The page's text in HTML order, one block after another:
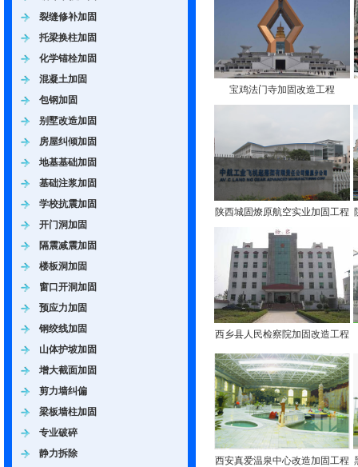
裂缝修补加固
托梁换柱加固
化学锚栓加固
混凝土加固
包钢加固
别墅改造加固
房屋纠倾加固
地基基础加固
基础注浆加固
学校抗震加固
开门洞加固
隔震减震加固
楼板洞加固
窗口开洞加固
预应力加固
钢绞线加固
山体护坡加固
增大截面加固
剪力墙纠偏
梁板墙柱加固
专业破碎
静力拆除
宝鸡法门寺加固改造工程
陕西城固燎原航空实业加固工程
西乡县人民检察院加固改造工程
西安真爱温泉中心改造加固工程